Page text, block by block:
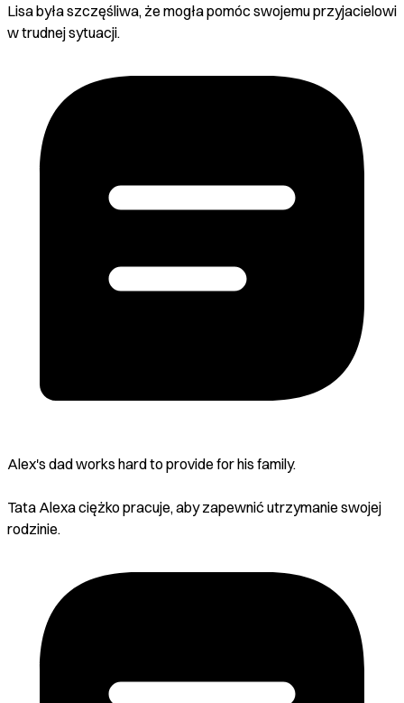
Lisa była szczęśliwa, że mogła pomóc swojemu przyjacielowi
w trudnej sytuacji.
Alex's dad works hard to provide for his family.
Tata Alexa ciężko pracuje, aby zapewnić utrzymanie swojej
rodzinie.